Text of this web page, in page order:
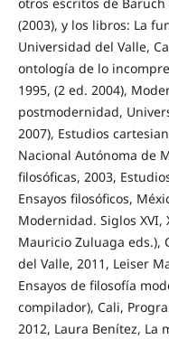
(2003), y los libros: La
Universidad del Valle,
ontología de lo
1995, (2 ed. 2004),
postmodernidad,
2007), Estudios
Nacional Autónoma de
filosóficas, 2003,
Ensayos filosóficos,
Modernidad. Siglos XVI,
Mauricio Zuluaga eds.),
del Valle, 2011, Leiser
Ensayos de filosofía
compilador), Cali,
2012, Laura Benítez, La